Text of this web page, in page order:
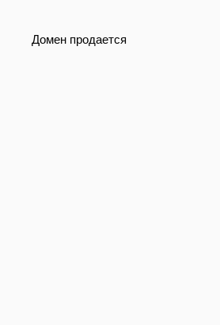
Домен продается